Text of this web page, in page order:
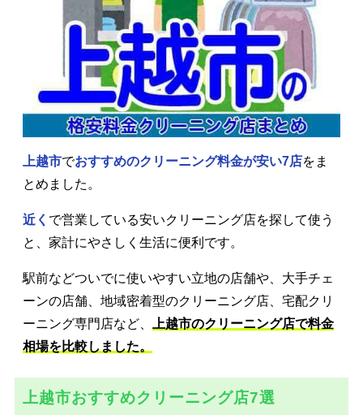
上越市でおすすめのクリーニング料金が安い7店をま
とめました。
近く で営業している安いクリーニング店を探して使う
と、家計にやさしく生活に便利です。
駅前などついでに使いやすい立地の店舗や、大手チェ
ーンの店舗、地域密着型のクリーニング店、宅配クリ
ーニング専門店など、
上越市のクリーニング店で料金
相場を比較しました。
上越市おすすめクリーニング店7選